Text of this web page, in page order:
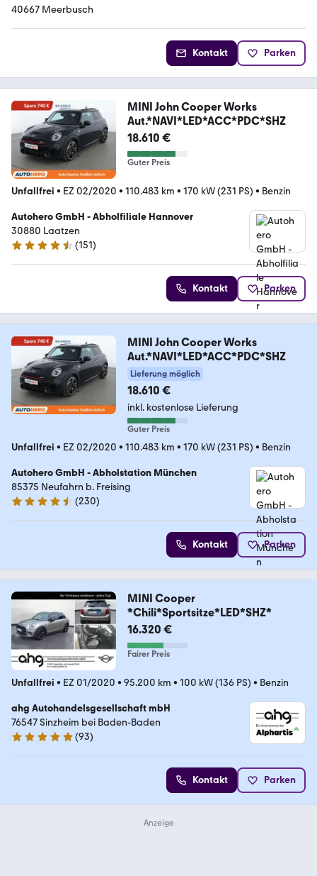
40667 Meerbusch
Kontakt Parken
MINI John Cooper Works
Aut.*NAVI*LED*ACC*PDC*SHZ
18.610 €
Guter Preis
Unfallfrei • EZ 02/2020 • 110.483 km • 170 kW (231 PS) • Benzin
Autohero GmbH - Abholfiliale Hannover
30880 Laatzen
4.7 Sterne
(151)
Kontakt Parken
MINI John Cooper Works
Aut.*NAVI*LED*ACC*PDC*SHZ
Lieferung möglich
18.610 €
inkl. kostenlose Lieferung
Guter Preis
Unfallfrei • EZ 02/2020 • 110.483 km • 170 kW (231 PS) • Benzin
Autohero GmbH - Abholstation München
85375 Neufahrn b. Freising
4.4 Sterne
(230)
Kontakt Parken
MINI Cooper
*Chili*Sportsitze*LED*SHZ*
16.320 €
Fairer Preis
Unfallfrei • EZ 01/2020 • 95.200 km • 100 kW (136 PS) • Benzin
ahg Autohandelsgesellschaft mbH
76547 Sinzheim bei Baden-Baden
4.8 Sterne
(93)
Kontakt Parken